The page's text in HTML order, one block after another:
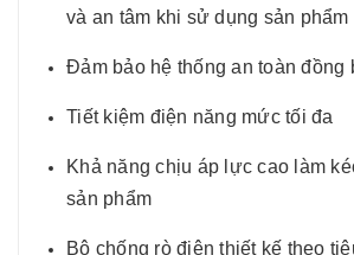
và an tâm khi sử dụng sản phẩm
Đảm bảo hệ thống an toàn đồng
Tiết kiệm điện năng mức tối đa
Khả năng chịu áp lực cao làm
sản phẩm
Bộ chống rò điện thiết kế theo